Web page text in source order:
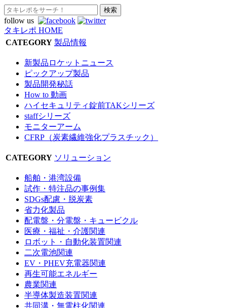
follow us
タキレポ HOME
CATEGORY 製品情報
新製品ロケットニュース
ピックアップ製品
製品開発秘話
How to 動画
ハイセキュリティ錠前TAKシリーズ
staffシリーズ
モニターアーム
CFRP（炭素繊維強化プラスチック）
CATEGORY ソリューション
船舶・港湾設備
試作・特注品の事例集
SDGs配慮・脱炭素
省力化製品
配電盤・分電盤・キュービクル
医療・福祉・介護関連
ロボット・自動化装置関連
二次電池関連
EV・PHEV充電器関連
再生可能エネルギー
農業関連
半導体製造装置関連
共同溝・無電柱化関連